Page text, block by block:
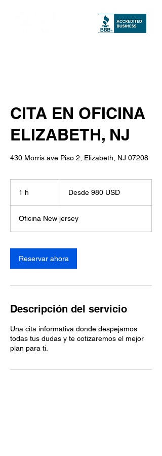
CITA EN OFICINA
ELIZABETH, NJ
430 Morris ave Piso 2, Elizabeth, NJ 07208
1 h
USDDesde 980 USD
Oficina New jersey
Reservar ahora
Descripción del servicio
Una cita informativa donde despejamos
todas tus dudas y te cotizaremos el mejor
plan para ti.